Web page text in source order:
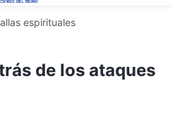
espirituales
de los ataques